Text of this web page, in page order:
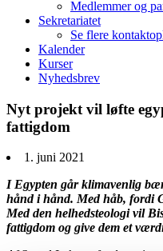
Medlemmer og
Sekretariatet
Se flere
Kalender
Kurser
Nyhedsbrev
Nyt projekt vil løfte
fattigdom
1. juni 2021
I Egypten går klimavenlig
hånd i hånd. Med håb, fordi
Med den helhedsteologi vil
fattigdom og give dem et